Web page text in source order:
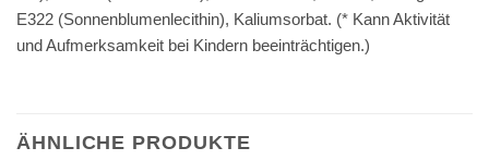
E322 (Sonnenblumenlecithin), Kaliumsorbat. (* Kann Aktivität
und Aufmerksamkeit bei Kindern beeinträchtigen.)
ÄHNLICHE PRODUKTE